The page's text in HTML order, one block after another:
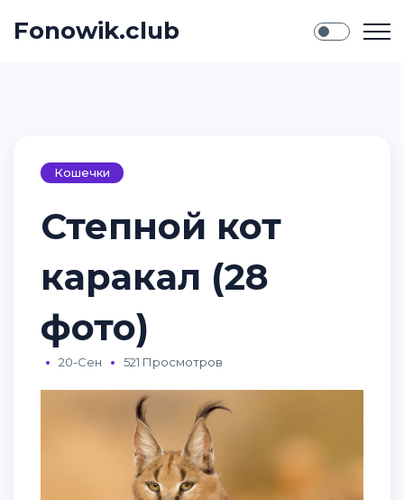
Fonowik.club
Кошечки
Степной кот
каракал (28
фото)
20-Сен 521 Просмотров